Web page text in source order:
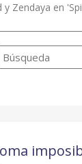
y Zendaya en